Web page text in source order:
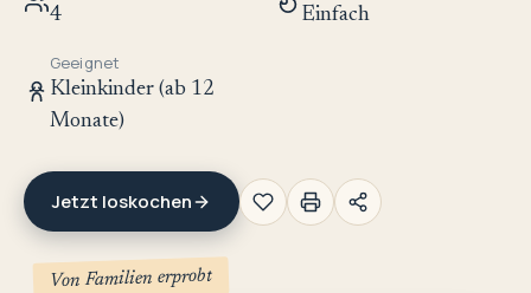
4
Einfach
Geeignet
Kleinkinder (ab 12
Monate)
Jetzt loskochen
Von Familien erprobt